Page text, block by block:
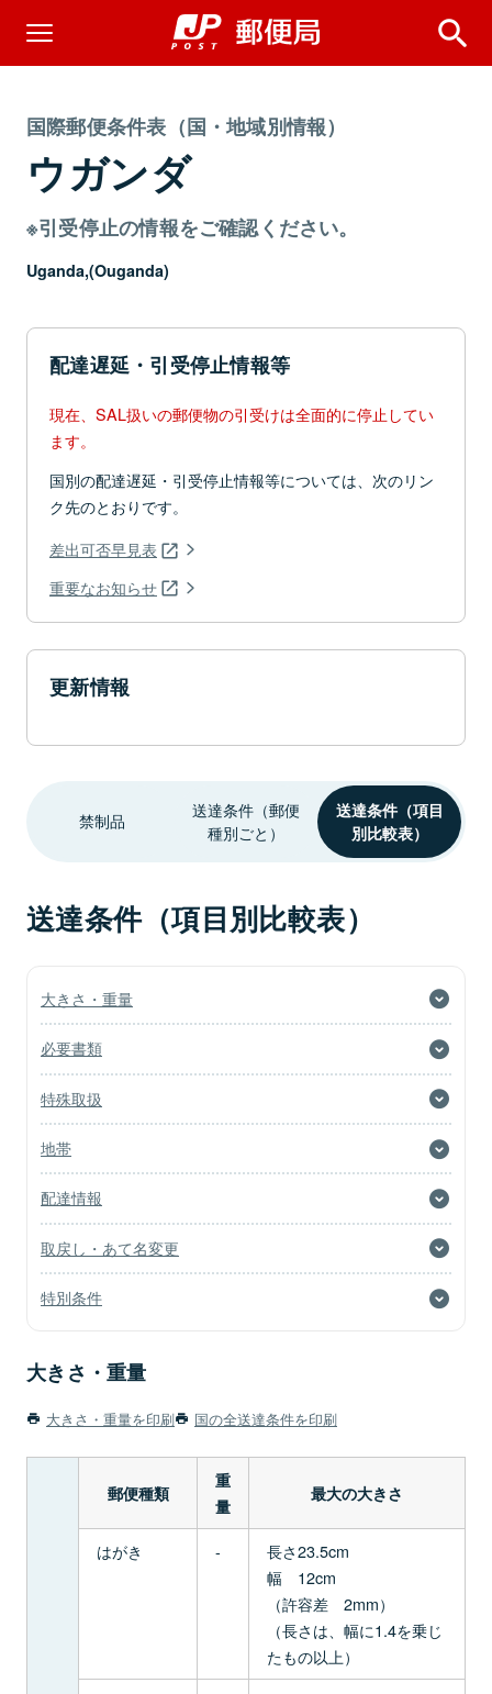
国際郵便条件表（国・地域別情報）
ウガンダ
※引受停止の情報をご確認ください。
Uganda,(Ouganda)
配達遅延・引受停止情報等
現在、SAL扱いの郵便物の引受けは全面的に停止してい
ます。
国別の配達遅延・引受停止情報等については、次のリン
ク先のとおりです。
差出可否早見表
重要なお知らせ
更新情報
禁制品
送達条件（郵便
種別ごと）
送達条件（項目
別比較表）
送達条件（項目別比較表）
大きさ・重量
必要書類
特殊取扱
地帯
配達情報
取戻し・あて名変更
特別条件
大きさ・重量
大きさ・重量を印刷 国の全送達条件を印刷
郵便種類
重
量
最大の大きさ
はがき -
長さ23.5cm
幅 12cm
（許容差 2mm）
（長さは、幅に1.4を乗じ
たもの以上）